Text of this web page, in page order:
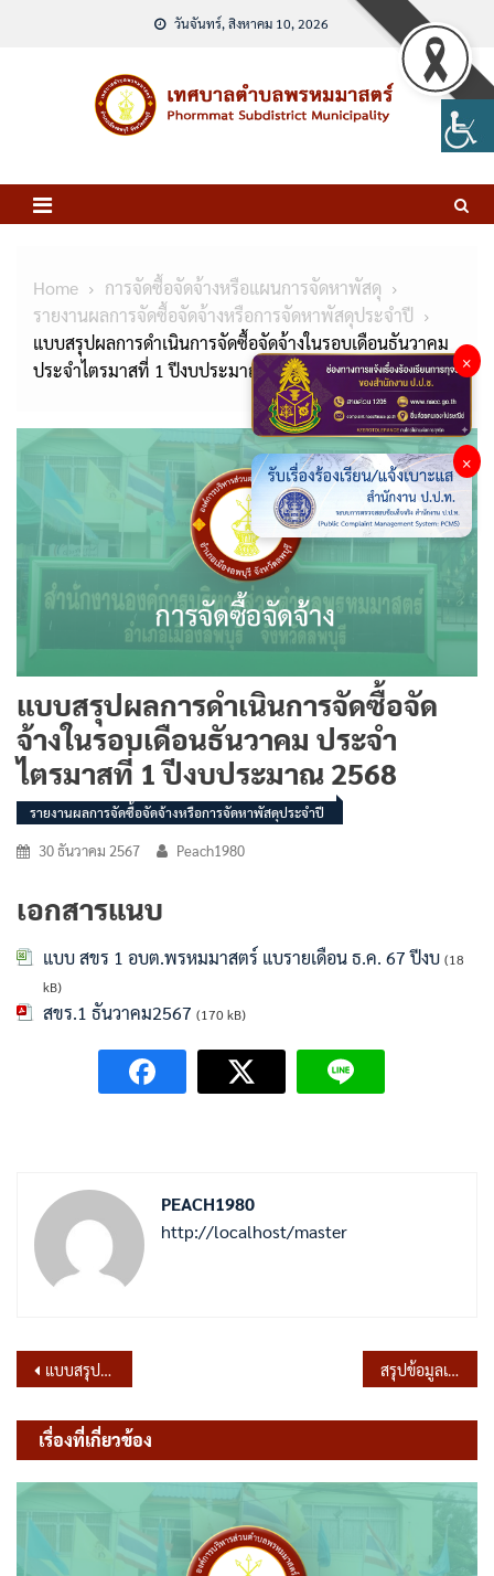
วันจันทร์, สิงหาคม 10, 2026
Home
การจัดซื้อจัดจ้างหรือแผนการจัดหาพัสดุ
รายงานผลการจัดซื้อจัดจ้างหรือการจัดหาพัสดุประจำปี
แบบสรุปผลการดำเนินการจัดซื้อจัดจ้างในรอบเดือนธันวาคม
ประจำไตรมาสที่ 1 ปีงบประมาณ 2568
แบบสรุปผลการดำเนินการจัดซื้อจัด
จ้างในรอบเดือนธันวาคม ประจำ
ไตรมาสที่ 1 ปีงบประมาณ 2568
รายงานผลการจัดซื้อจัดจ้างหรือการจัดหาพัสดุประจำปี
30 ธันวาคม 2567 Peach1980
เอกสารแนบ
แบบ สขร 1 อบต.พรหมมาสตร์ แบรายเดือน ธ.ค. 67 ปีงบ (18
kB)
สขร.1 ธันวาคม2567 (170 kB)
PEACH1980
http://localhost/master
แนะแนว
เรื่อง
แบบสรุปผลการดำเนินการจัดซื้อจัดจ้างในรอบเดือนตุลาคม -ธันวาคม 2567 ประจำไตรมาสที่ 1 ปีงบประมาณ 2568 สรุปข้อมูลเชิงสถิติเรื่องร้องเรียนการทุจริตและประพฤติมิชอบ ประจำเดือน ธันวาคม 2567
เรื่องที่เกี่ยวข้อง
×
×